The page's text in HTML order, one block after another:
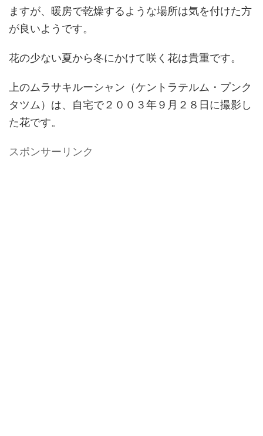
ますが、暖房で乾燥するような場所は気を付けた方
が良いようです。
花の少ない夏から冬にかけて咲く花は貴重です。
上のムラサキルーシャン（ケントラテルム・プンク
タツム）は、自宅で２００３年９月２８日に撮影し
た花です。
スポンサーリンク